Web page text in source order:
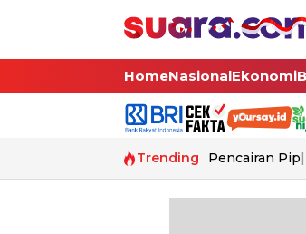
HomeNasionalEkonomi
Trending Pencairan Pip